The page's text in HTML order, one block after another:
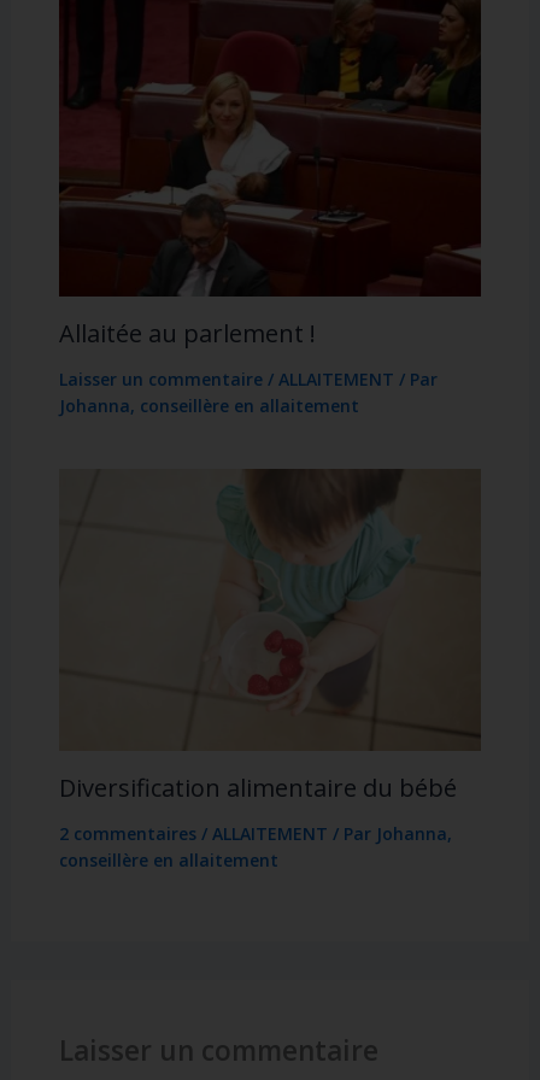
Allaitée au parlement !
Laisser un commentaire / ALLAITEMENT / Par
Johanna, conseillère en allaitement
Diversification alimentaire du bébé
2 commentaires / ALLAITEMENT / Par Johanna,
conseillère en allaitement
Laisser un commentaire